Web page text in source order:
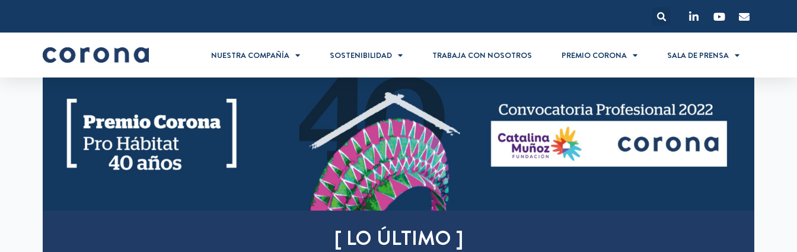
NUESTRA COMPAÑÍA SOSTENIBILIDAD TRABAJA CON NOSOTROS PREMIO CORONA SALA DE PRENSA
[ LO ÚLTIMO ]